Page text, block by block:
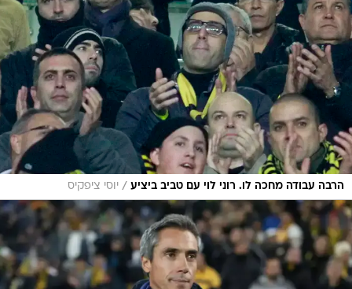
הרבה עבודה מחכה לו. רוני לוי עם טביב ביציע / יוסי ציפקיס